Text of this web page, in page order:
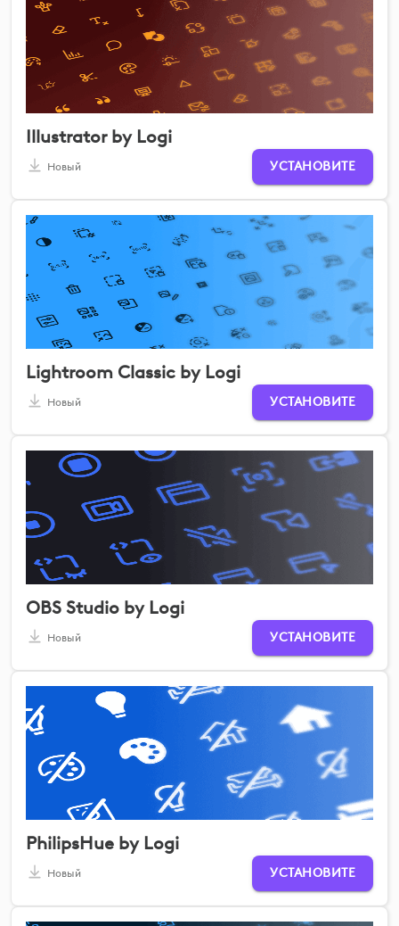
Illustrator by Logi
Новый УСТАНОВИТЕ
Lightroom Classic by Logi
Новый УСТАНОВИТЕ
OBS Studio by Logi
Новый УСТАНОВИТЕ
PhilipsHue by Logi
Новый УСТАНОВИТЕ